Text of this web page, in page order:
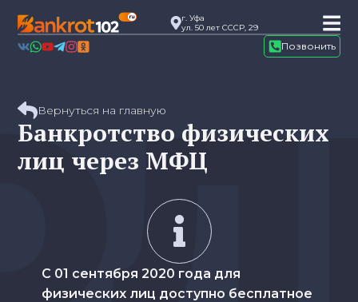
г. Уфа
ул. 50 лет СССР, 29
Позвонить
Вернуться на главную
Банкротство физических
лиц через МФЦ
С 01 сентября 2020 года для
физических лиц доступно бесплатное